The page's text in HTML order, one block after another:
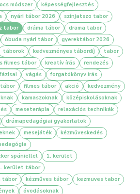
a kreativitásnak
a gyerekekkel együtt találjuk ki, itt egy
részesei lehetnek, amit táboroztatóink
a hét folyamán.
készség fejlesztése
abban, hogy felvállalják ötleteiket,
a csoport többi tagjával, így aktív
az alkotófolyamatnak.
UTÁN A GYEREKEK
módszer
képességfejlesztés
nyári tábor 2026
színjatszo tabor
tabor dráma tábor
drama tabor
óbuda nyári tábor
gyerektábor 2026
táborok kedvezményes tábordíj
tabor
filmes tábor kreatív írás
rendezés
vágás
forgatókönyv írás
filmes tábor akció
kedvezmény
kamaszoknak
középiskolásoknak
meseterápia
relaxációs technikák
drámapedagógiai gyakorlatok
mesejáték
kézműveskedés
spániellel
1. kerület
kerület tábor
tábor
kézműves tábor
kezmuves tabor
óvodásoknak